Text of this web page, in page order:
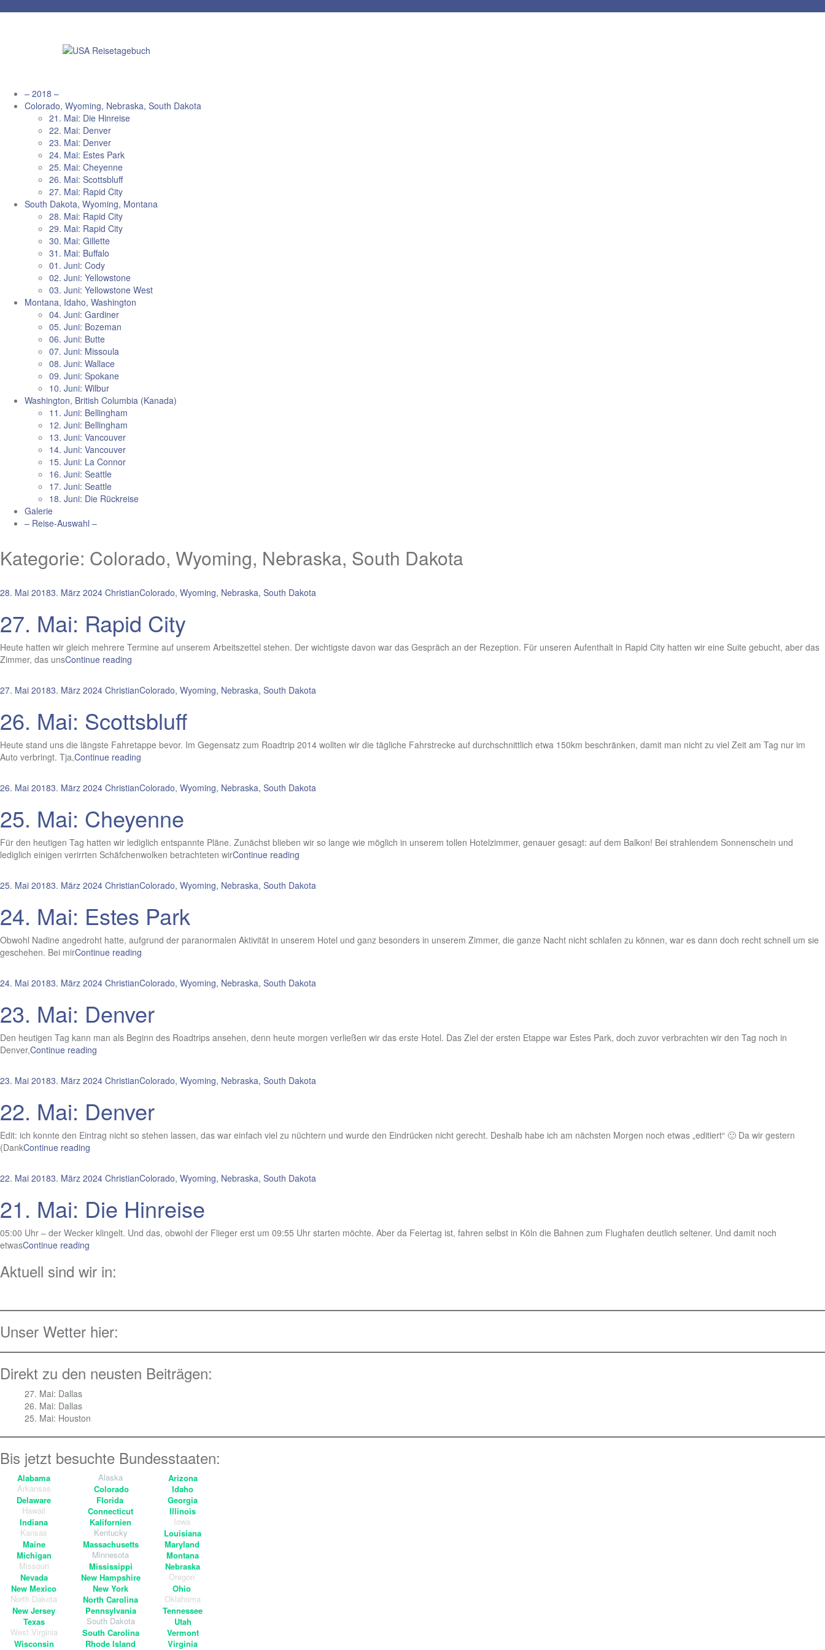
– 2018 –
Colorado, Wyoming, Nebraska, South Dakota
21. Mai: Die Hinreise
22. Mai: Denver
23. Mai: Denver
24. Mai: Estes Park
25. Mai: Cheyenne
26. Mai: Scottsbluff
27. Mai: Rapid City
South Dakota, Wyoming, Montana
28. Mai: Rapid City
29. Mai: Rapid City
30. Mai: Gillette
31. Mai: Buffalo
01. Juni: Cody
02. Juni: Yellowstone
03. Juni: Yellowstone West
Montana, Idaho, Washington
04. Juni: Gardiner
05. Juni: Bozeman
06. Juni: Butte
07. Juni: Missoula
08. Juni: Wallace
09. Juni: Spokane
10. Juni: Wilbur
Washington, British Columbia (Kanada)
11. Juni: Bellingham
12. Juni: Bellingham
13. Juni: Vancouver
14. Juni: Vancouver
15. Juni: La Connor
16. Juni: Seattle
17. Juni: Seattle
18. Juni: Die Rückreise
Galerie
– Reise-Auswahl –
Kategorie: Colorado, Wyoming, Nebraska, South Dakota
28. Mai 20183. März 2024 ChristianColorado, Wyoming, Nebraska, South Dakota
27. Mai: Rapid City
Heute hatten wir gleich mehrere Termine auf unserem Arbeitszettel stehen. Der wichtigste davon war das Gespräch an der Rezeption. Für unseren Aufenthalt in Rapid City hatten wir eine Suite gebucht, aber das
Zimmer, das unsContinue reading
27. Mai 20183. März 2024 ChristianColorado, Wyoming, Nebraska, South Dakota
26. Mai: Scottsbluff
Heute stand uns die längste Fahretappe bevor. Im Gegensatz zum Roadtrip 2014 wollten wir die tägliche Fahrstrecke auf durchschnittlich etwa 150km beschränken, damit man nicht zu viel Zeit am Tag nur im
Auto verbringt. Tja,Continue reading
26. Mai 20183. März 2024 ChristianColorado, Wyoming, Nebraska, South Dakota
25. Mai: Cheyenne
Für den heutigen Tag hatten wir lediglich entspannte Pläne. Zunächst blieben wir so lange wie möglich in unserem tollen Hotelzimmer, genauer gesagt: auf dem Balkon! Bei strahlendem Sonnenschein und
lediglich einigen verirrten Schäfchenwolken betrachteten wirContinue reading
25. Mai 20183. März 2024 ChristianColorado, Wyoming, Nebraska, South Dakota
24. Mai: Estes Park
Obwohl Nadine angedroht hatte, aufgrund der paranormalen Aktivität in unserem Hotel und ganz besonders in unserem Zimmer, die ganze Nacht nicht schlafen zu können, war es dann doch recht schnell um sie
geschehen. Bei mirContinue reading
24. Mai 20183. März 2024 ChristianColorado, Wyoming, Nebraska, South Dakota
23. Mai: Denver
Den heutigen Tag kann man als Beginn des Roadtrips ansehen, denn heute morgen verließen wir das erste Hotel. Das Ziel der ersten Etappe war Estes Park, doch zuvor verbrachten wir den Tag noch in
Denver,Continue reading
23. Mai 20183. März 2024 ChristianColorado, Wyoming, Nebraska, South Dakota
22. Mai: Denver
Edit: ich konnte den Eintrag nicht so stehen lassen, das war einfach viel zu nüchtern und wurde den Eindrücken nicht gerecht. Deshalb habe ich am nächsten Morgen noch etwas „editiert“ 🙂 Da wir gestern
(DankContinue reading
22. Mai 20183. März 2024 ChristianColorado, Wyoming, Nebraska, South Dakota
21. Mai: Die Hinreise
05:00 Uhr – der Wecker klingelt. Und das, obwohl der Flieger erst um 09:55 Uhr starten möchte. Aber da Feiertag ist, fahren selbst in Köln die Bahnen zum Flughafen deutlich seltener. Und damit noch
etwasContinue reading
Aktuell sind wir in:
Unser Wetter hier:
Direkt zu den neusten Beiträgen:
27. Mai: Dallas
26. Mai: Dallas
25. Mai: Houston
Bis jetzt besuchte Bundesstaaten:
Alabama
Arkansas
Delaware
Hawaii
Indiana
Kansas
Maine
Michigan
Missouri
Nevada
New Mexico
North Dakota
New Jersey
Texas
West Virginia
Wisconsin
Alaska
Colorado
Florida
Connecticut
Kalifornien
Kentucky
Massachusetts
Minnesota
Mississippi
New Hampshire
New York
North Carolina
Pennsylvania
South Dakota
South Carolina
Rhode Island
Arizona
Idaho
Georgia
Illinois
Iowa
Louisiana
Maryland
Montana
Nebraska
Oregon
Ohio
Oklahoma
Tennessee
Utah
Vermont
Virginia